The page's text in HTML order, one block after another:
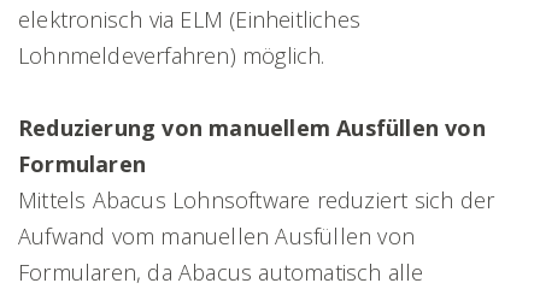
elektronisch via ELM (Einheitliches
Lohnmeldeverfahren) möglich.
Reduzierung von manuellem Ausfüllen von
Formularen
Mittels Abacus Lohnsoftware reduziert sich der
Aufwand vom manuellen Ausfüllen von
Formularen, da Abacus automatisch alle